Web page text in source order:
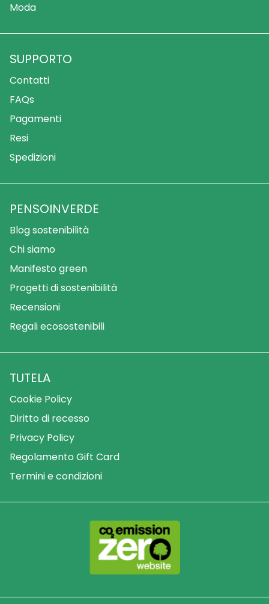
Moda
SUPPORTO
Contatti
FAQs
Pagamenti
Resi
Spedizioni
PENSOINVERDE
Blog sostenibilità
Chi siamo
Manifesto green
Progetti di sostenibilità
Recensioni
Regali ecosostenibili
TUTELA
Cookie Policy
Diritto di recesso
Privacy Policy
Regolamento Gift Card
Termini e condizioni